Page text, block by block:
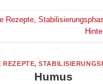
Rezepte,
REZEPTE,
Humus